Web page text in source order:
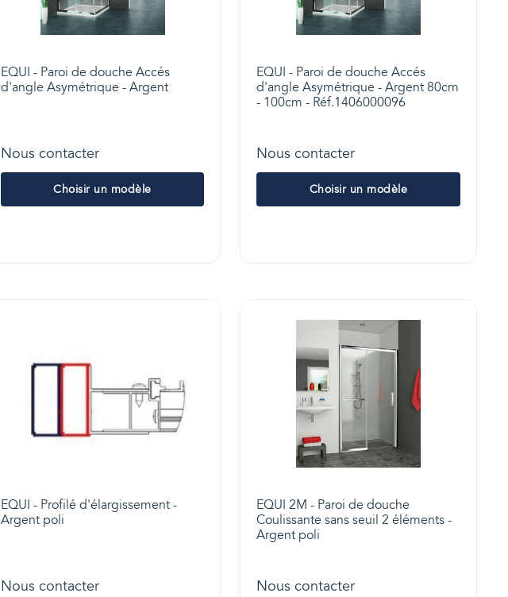
EQUI - Paroi de douche Accés
d'angle Asymétrique - Argent
Nous contacter
Choisir un modèle
EQUI - Paroi de douche Accés
d'angle Asymétrique - Argent 80cm
- 100cm - Réf.1406000096
Nous contacter
Choisir un modèle
EQUI - Profilé d'élargissement -
Argent poli
Nous contacter
EQUI 2M - Paroi de douche
Coulissante sans seuil 2 éléments -
Argent poli
Nous contacter